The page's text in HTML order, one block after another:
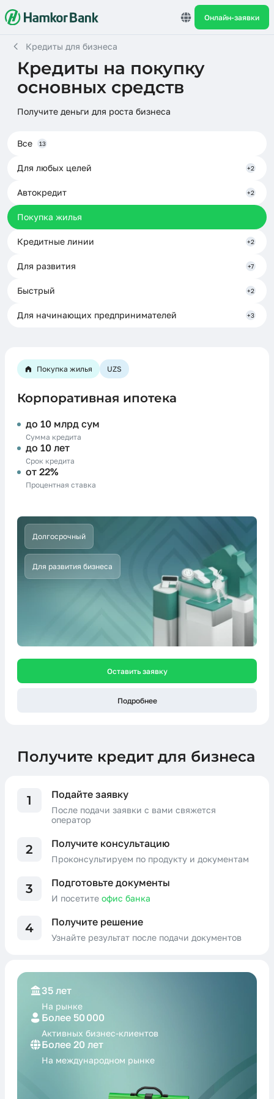
Онлайн-заявки
Кредиты для бизнеса
Кредиты на покупку
основных средств
Получите деньги для роста бизнеса
Все 13
Для любых целей +2
Автокредит +2
Покупка жилья
Кредитные линии +2
Для развития +7
Быстрый +2
Для начинающих предпринимателей +3
Покупка жилья UZS
Корпоративная ипотека
до 10 млрд сум
Сумма кредита
до 10 лет
Срок кредита
от 22%
Процентная ставка
Долгосрочный
Для развития бизнеса
Оставить заявку
Подробнее
Получите кредит для бизнеса
1 Подайте заявку
После подачи заявки с вами свяжется
оператор
2 Получите консультацию
Проконсультируем по продукту и документам
3 Подготовьте документы
И посетите офис банка
4 Получите решение
Узнайте результат после подачи документов
35 лет
На рынке
Более 50 000
Активных бизнес-клиентов
Более 20 лет
На международном рынке